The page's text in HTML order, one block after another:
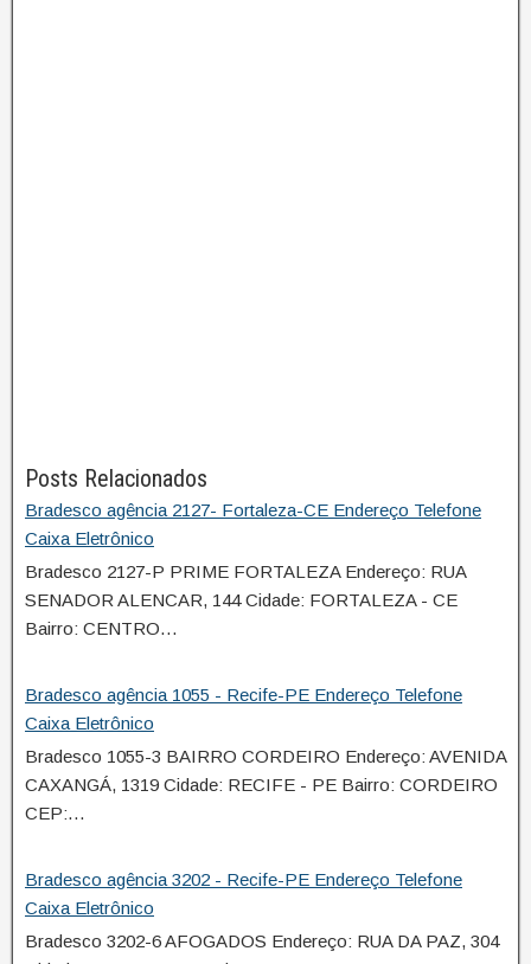
Posts Relacionados
Bradesco agência 2127- Fortaleza-CE Endereço Telefone
Caixa Eletrônico
Bradesco 2127-P PRIME FORTALEZA Endereço: RUA
SENADOR ALENCAR, 144 Cidade: FORTALEZA - CE
Bairro: CENTRO…
Bradesco agência 1055 - Recife-PE Endereço Telefone
Caixa Eletrônico
Bradesco 1055-3 BAIRRO CORDEIRO Endereço: AVENIDA
CAXANGÁ, 1319 Cidade: RECIFE - PE Bairro: CORDEIRO
CEP:…
Bradesco agência 3202 - Recife-PE Endereço Telefone
Caixa Eletrônico
Bradesco 3202-6 AFOGADOS Endereço: RUA DA PAZ, 304